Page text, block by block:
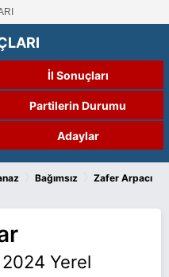
İl Sonuçları
Partilerin Durumu
Adaylar
Bağımsız Zafer Arpacı
Yerel